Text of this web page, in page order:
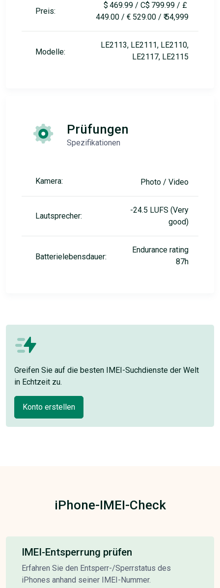
Preis:
$ 469.99 / C$ 799.99 / £
449.00 / € 529.00 / ₹ 54,999
Modelle:
LE2113, LE2111, LE2110,
LE2117, LE2115
Prüfungen
Spezifikationen
Kamera: Photo / Video
Lautsprecher:
-24.5 LUFS (Very
good)
Batterielebensdauer:
Endurance rating
87h
Greifen Sie auf die besten IMEI-Suchdienste der Welt
in Echtzeit zu.
Konto erstellen
iPhone-IMEI-Check
IMEI-Entsperrung prüfen
Erfahren Sie den Entsperr-/Sperrstatus des
iPhones anhand seiner IMEI-Nummer.